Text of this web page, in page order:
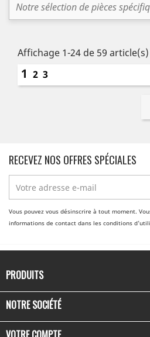
Notre sélection de pièces
Affichage 1-24 de 59 article(s)
1 2 3
RECEVEZ NOS OFFRES SPÉCIALES
Vous pouvez vous désinscrire à tout moment.
informations de contact dans les conditions
PRODUITS
NOTRE SOCIÉTÉ